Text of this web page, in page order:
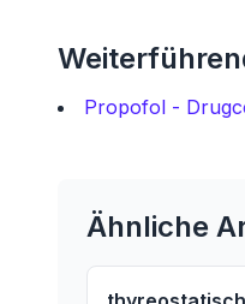
Propofol -
Ähnliche